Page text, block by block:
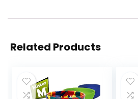
Related Products